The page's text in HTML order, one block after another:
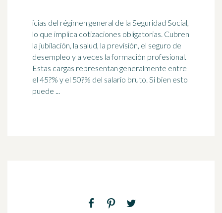
icias del régimen general de la Seguridad Social,
lo que implica cotizaciones obligatorias. Cubren
la jubilación, la salud, la previsión, el seguro de
desempleo y a veces laformación profesional.
Estas cargas representan generalmente entre
el 45?% y el 50?% del salario bruto. Si bien esto
puede ...